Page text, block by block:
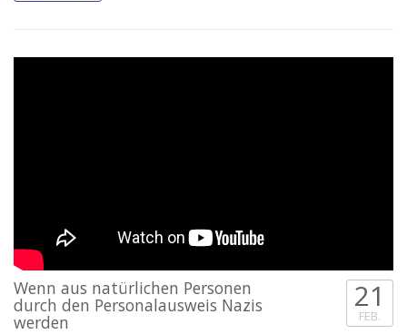
Wenn aus natürlichen Personen
durch den Personalausweis Nazis
werden
21
FEB.